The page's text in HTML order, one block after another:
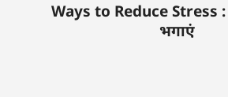
Ways to Reduce Stress :
भगाएं